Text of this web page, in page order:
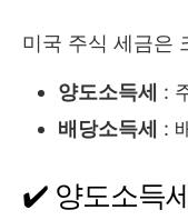
미국 주식 세금은
양도소득세 :
배당소득세 :
✔️ 양도소득